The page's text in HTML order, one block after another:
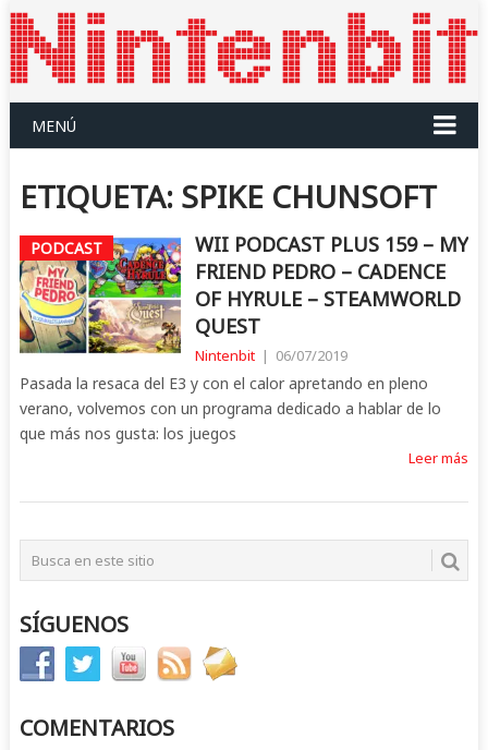
MENÚ
ETIQUETA: SPIKE CHUNSOFT
PODCAST
WII PODCAST PLUS 159 – MY
FRIEND PEDRO – CADENCE
OF HYRULE – STEAMWORLD
QUEST
Nintenbit | 06/07/2019
Pasada la resaca del E3 y con el calor apretando en pleno
verano, volvemos con un programa dedicado a hablar de lo
que más nos gusta: los juegos
Leer más
SÍGUENOS
COMENTARIOS